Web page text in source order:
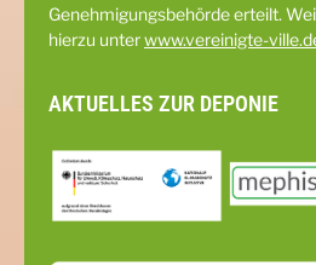
Genehmigungsbehörde erteilt.
hierzu unterwww.vereinigte-
AKTUELLES ZUR DEPONIE